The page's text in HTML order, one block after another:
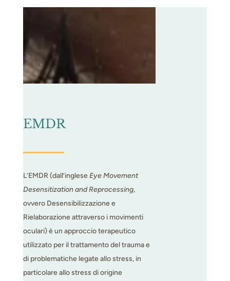
EMDR
L’EMDR (dall’ingleseEye Movement
Desensitization and Reprocessing,
ovvero Desensibilizzazione e
Rielaborazione attraverso i movimenti
oculari) è un approccio terapeutico
utilizzato per il trattamento del trauma e
di problematiche legate allo stress, in
particolare allo stress di origine